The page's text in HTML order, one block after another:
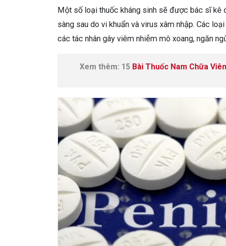
Một số loại thuốc kháng sinh sẽ được bác sĩ kê
sàng sau do vi khuẩn và virus xâm nhập. Các
các tác nhân gây viêm nhiễm mô xoang, ngăn
Xem thêm: 15 Bài Thuốc Nam Chữa